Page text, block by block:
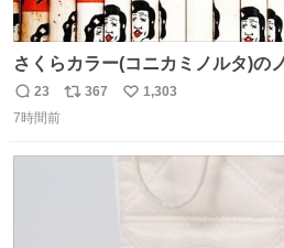
さくらカラー(コニカミノルタ)の
のように出てきた。 1970年代の
筆。どうすんの、これ。
返
信
23
リ
367
い
1,303
7時間前